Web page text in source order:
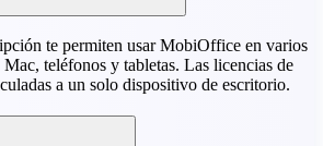
te permiten usar MobiOffice en varios
teléfonos y tabletas. Las licencias de
a un solo dispositivo de escritorio.